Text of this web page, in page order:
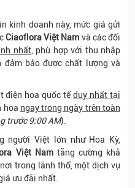
kinh doanh này, mức giá gửi
Ciaoflora Việt Nam và các đối
nhất, phù hợp với thu nhập
đảm bảo được chất lượng và
điện hoa quốc tếduy nhất tại
hoa ngay trong ngày trên toàn
trước 9:00 AM).
người Việt lớn như Hoa Kỳ,
Việt Nam tăng cường khả
trong lãnh thổ, một dịch vụ
ưu đãi nhất.